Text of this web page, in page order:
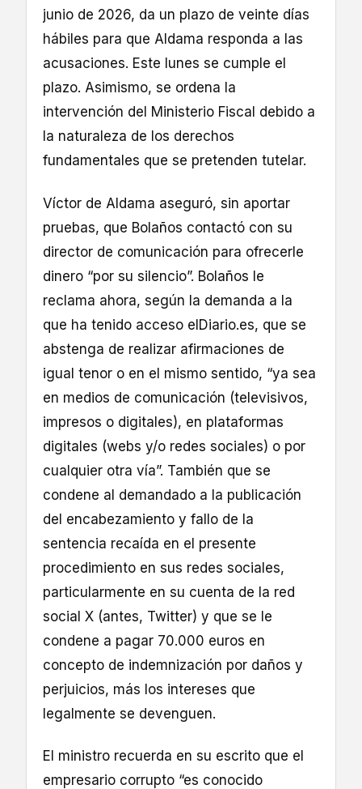
junio de 2026, da un plazo de veinte días
hábiles para que Aldama responda a las
acusaciones. Este lunes se cumple el
plazo. Asimismo, se ordena la
intervención del Ministerio Fiscal debido a
la naturaleza de los derechos
fundamentales que se pretenden tutelar.
Víctor de Aldama aseguró, sin aportar
pruebas, que Bolaños contactó con su
director de comunicación para ofrecerle
dinero “por su silencio”. Bolaños le
reclama ahora, según la demanda a la
que ha tenido acceso elDiario.es, que se
abstenga de realizar afirmaciones de
igual tenor o en el mismo sentido, “ya sea
en medios de comunicación (televisivos,
impresos o digitales), en plataformas
digitales (webs y/o redes sociales) o por
cualquier otra vía”. También que se
condene al demandado a la publicación
del encabezamiento y fallo de la
sentencia recaída en el presente
procedimiento en sus redes sociales,
particularmente en su cuenta de la red
social X (antes, Twitter) y que se le
condene a pagar 70.000 euros en
concepto de indemnización por daños y
perjuicios, más los intereses que
legalmente se devenguen.
El ministro recuerda en su escrito que el
empresario corrupto “es conocido